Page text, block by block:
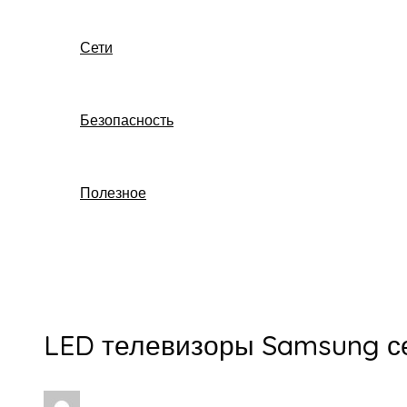
Сети
Безопасность
Полезное
LED телевизоры Samsung